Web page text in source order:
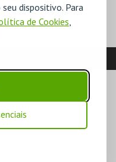
dispositivo. Para
de Cookies